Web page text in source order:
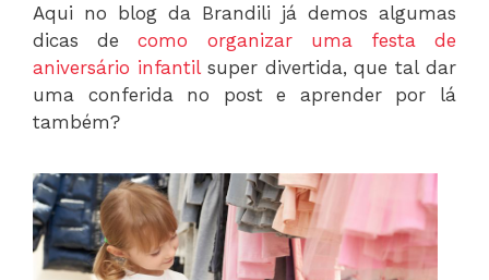
Aqui no blog da Brandili já demos algumas
dicas decomo organizar uma festa de
aniversário infantilsuper divertida, que tal dar
uma conferida no post e aprender por lá
também?